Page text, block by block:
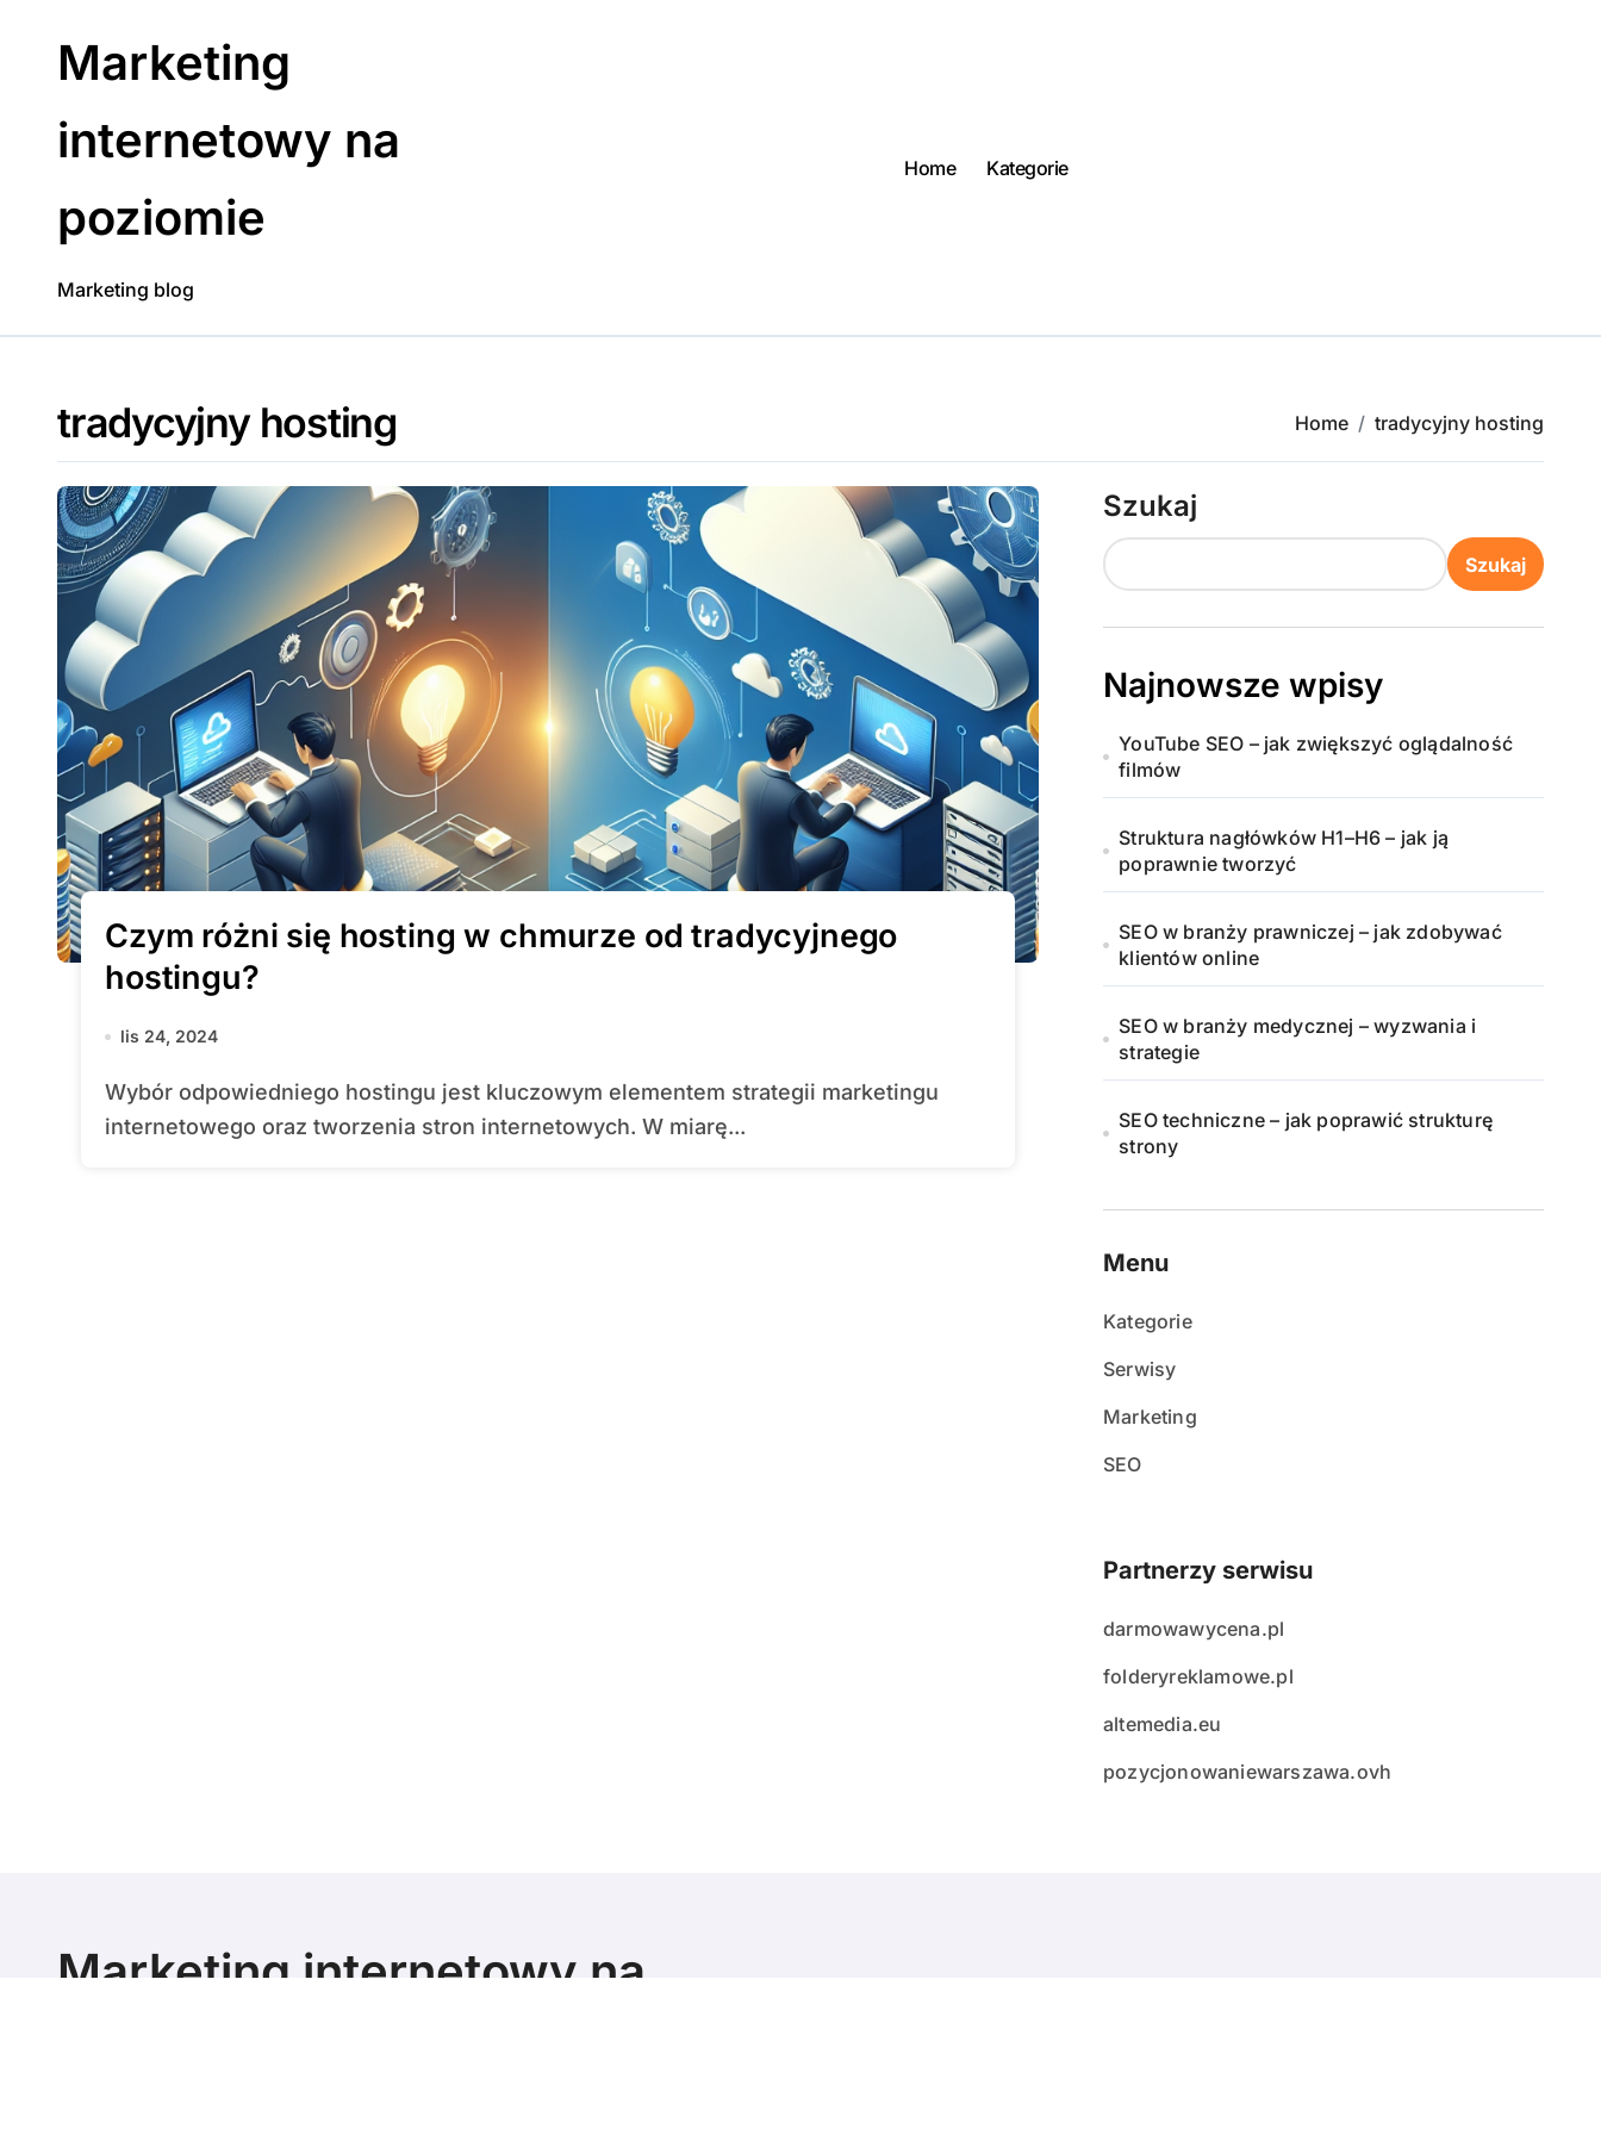
Marketing
internetowy na
poziomie
Marketing blog
Home Kategorie
tradycyjny hosting Home tradycyjny hosting
Czym różni się hosting w chmurze od tradycyjnego
hostingu?
lis 24, 2024
Wybór odpowiedniego hostingu jest kluczowym elementem strategii marketingu
internetowego oraz tworzenia stron internetowych. W miarę...
Szukaj
Szukaj
Najnowsze wpisy
YouTube SEO – jak zwiększyć oglądalność
filmów
Struktura nagłówków H1–H6 – jak ją
poprawnie tworzyć
SEO w branży prawniczej – jak zdobywać
klientów online
SEO w branży medycznej – wyzwania i
strategie
SEO techniczne – jak poprawić strukturę
strony
Menu
Kategorie
Serwisy
Marketing
SEO
Partnerzy serwisu
darmowawycena.pl
folderyreklamowe.pl
altemedia.eu
pozycjonowaniewarszawa.ovh
Marketing internetowy na